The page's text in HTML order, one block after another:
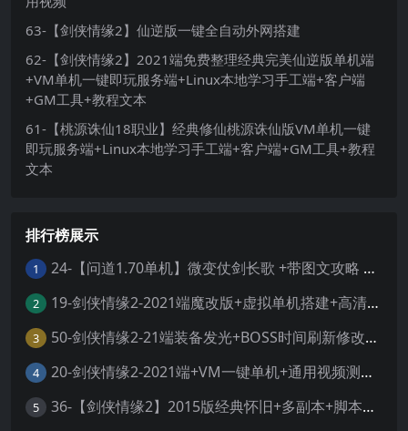
63-【剑侠情缘2】仙逆版一键全自动外网搭建
62-【剑侠情缘2】2021端免费整理经典完美仙逆版单机端
+VM单机一键即玩服务端+Linux本地学习手工端+客户端
+GM工具+教程文本
61-【桃源诛仙18职业】经典修仙桃源诛仙版VM单机一键
即玩服务端+Linux本地学习手工端+客户端+GM工具+教程
文本
排行榜展示
1 24-【问道1.70单机】微变仗剑长歌 +带图文攻略 +丰富时装称号坐骑 +GM工具 +虚拟机一键端 +视频安装教学
2 19-剑侠情缘2-2021端魔改版+虚拟单机搭建+高清大屏+视频教程
3 50-剑侠情缘2-21端装备发光+BOSS时间刷新修改+外网服务端整理+一键虚拟机+服务端+客户端+工具
4 20-剑侠情缘2-2021端+VM一键单机+通用视频测试教程
5 36-【剑侠情缘2】2015版经典怀旧+多副本+脚本修复+GM工具+视频安装教程+虚拟机一键端